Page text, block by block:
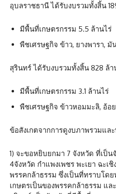
อุบลราชธานี ได้รับงบรวมทั้งสิ้น
มีพื้นที่เกษตรกรรม 5.5 ล้านไร่
พืชเศรษฐกิจ ข้าว, ยางพารา,
สุรินทร์ ได้รับงบรวมทั้งสิ้น 828 ล้
มีพื้นที่เกษตรกรรม 3.1 ล้านไร่
พืชเศรษฐกิจ ข้าวหอมมะลิ, อ้อ
ข้อสังเกตจากการดูงบภาพรวมแล
1) จะขอหยิบยกมา 7 จังหวัด ที่เป็
4จังหวัด กำแพงเพชร พะเยา ฉะเ
พรรคกล้าธรรม ซึ่งเป็นที่ทราบโด
เกษตรเป็นของพรรคกล้าธรรม แ